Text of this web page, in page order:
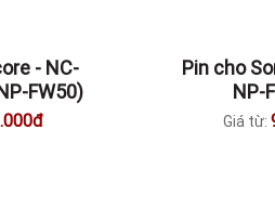
- NC-
FW50)
Pin cho
NP-
Giá từ: